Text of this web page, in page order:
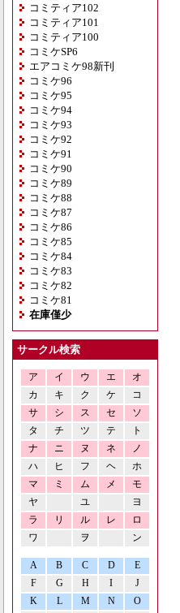
コミティア102
コミティア101
コミティア100
コミケSP6
エアコミケ98新刊
コミケ96
コミケ95
コミケ94
コミケ93
コミケ92
コミケ91
コミケ90
コミケ89
コミケ88
コミケ87
コミケ86
コミケ85
コミケ84
コミケ83
コミケ82
コミケ81
在庫僅少
サークル検索
ア イ ウ エ
オ
カ
キ ク ケ
コ
サ
シ ス セ
ソ
タ
チ ツ テ
ト
ナ
ニ ヌ ネ
ノ
ハ
ヒ フ ヘ
ホ
マ
ミ ム メ
モ
ヤ
ユ
ヨ
ラ
リ ル レ
ロ
ワ
ヲ ン
A B C D
E
F
G H I
J
K
L M N O